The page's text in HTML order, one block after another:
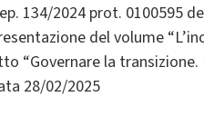
134/2024 prot. 0100595
del volume
“Governare la
28/02/2025